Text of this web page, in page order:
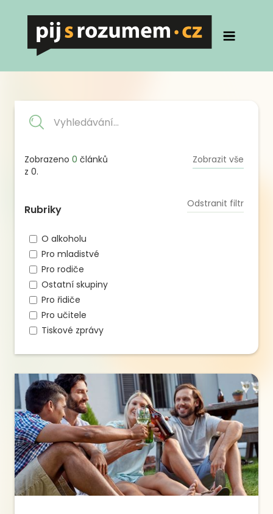
Zobrazeno 0 článků
z 0.
Zobrazit vše
Rubriky Odstranit filtr
O alkoholu
Pro mladistvé
Pro rodiče
Ostatní skupiny
Pro řidiče
Pro učitele
Tiskové zprávy